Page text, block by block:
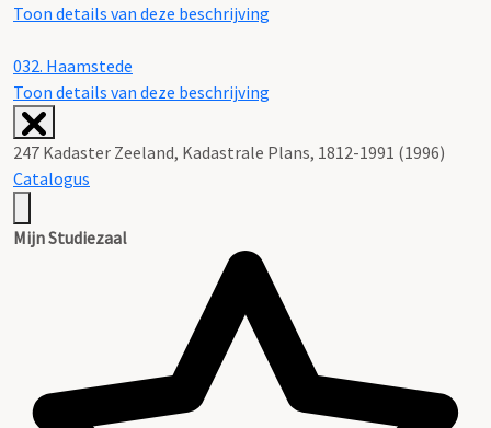
Toon details van deze beschrijving
032. Haamstede
Toon details van deze beschrijving
247 Kadaster Zeeland, Kadastrale Plans, 1812-1991 (1996)
Catalogus
Mijn Studiezaal